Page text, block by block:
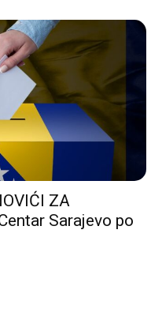
ZA
Sarajevo po